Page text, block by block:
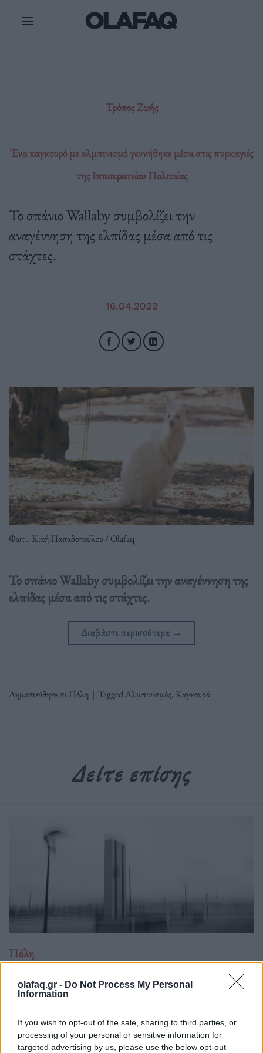
olafaq.gr - Do Not Process My Personal
Information
If you wish to opt-out of the sale, sharing to third parties, or
processing of your personal or sensitive information for
targeted advertising by us, please use the below opt-out
Τρόπος Ζωής
Ένα καγκουρό με αλμπινισμό γεννήθηκε μέσα στις πυρκαγιές
της Ιπποκρατείου Πολιτείας
Το σπάνιο Wallaby συμβολίζει την
αναγέννηση της ελπίδας μέσα από τις
στάχτες.
16.04.2022
Φωτ.: Κική Παπαδοπούλου / Olafaq
Το σπάνιο Wallaby συμβολίζει την αναγέννηση της
ελπίδας μέσα από τις στάχτες.
Διαβάστε περισσότερα →
Δημοσιεύθηκε σεΠόλη | TaggedΑλμπινισμός, Καγκουρό
Δείτε επίσης
Πόλη
Η πόλη των 30 λεπτών: Βιώσιμο σχέδιο ή
ουτοπία;
Η "πόλη των 30 Λεπτών" υπόσχεται μια καθημερινότητα